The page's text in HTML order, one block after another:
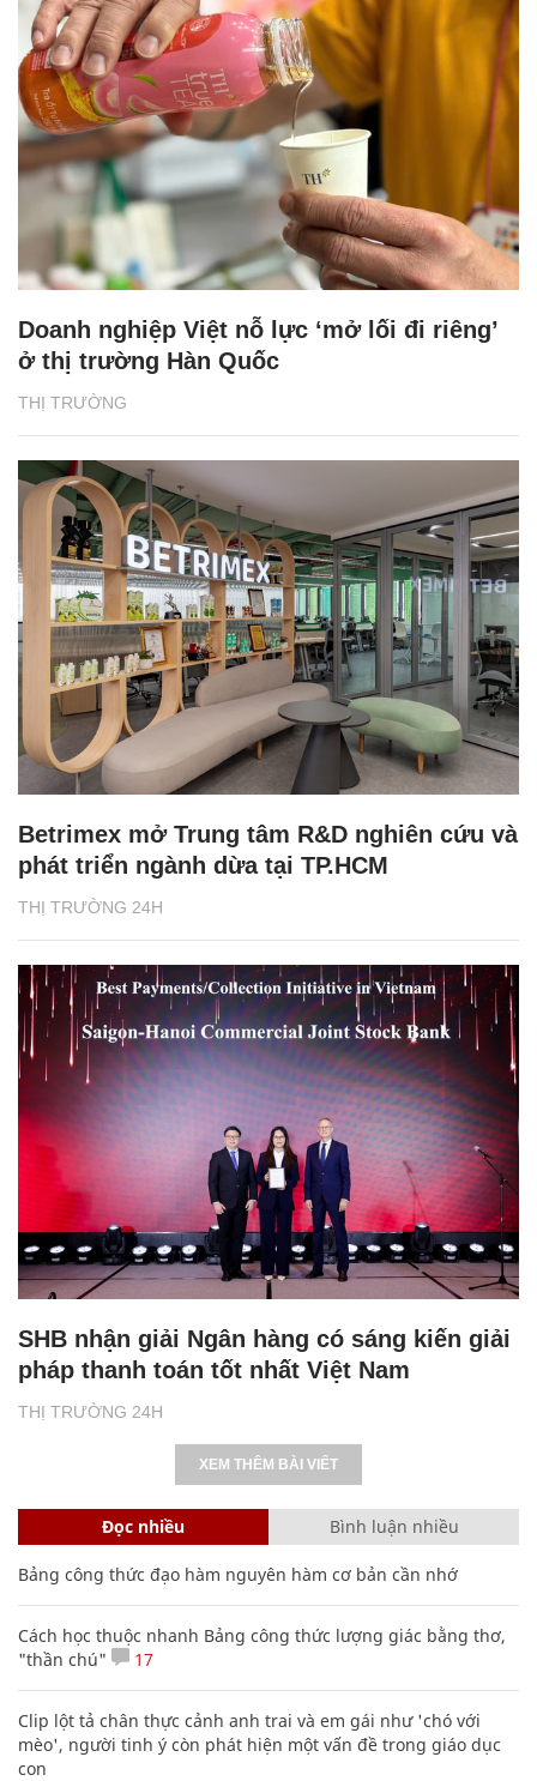
THỊ TRƯỜNG
Doanh nghiệp Việt nỗ lực ‘mở lối đi riêng’
ở thị trường Hàn Quốc
THỊ TRƯỜNG 24H
Betrimex mở Trung tâm R&D nghiên cứu và
phát triển ngành dừa tại TP.HCM
THỊ TRƯỜNG 24H
SHB nhận giải Ngân hàng có sáng kiến giải
pháp thanh toán tốt nhất Việt Nam
XEM THÊM BÀI VIẾT
Đọc nhiều Bình luận nhiều
Bảng công thức đạo hàm nguyên hàm cơ bản cần nhớ
Cách học thuộc nhanh Bảng công thức lượng giác bằng thơ,
"thần chú"
17
Clip lột tả chân thực cảnh anh trai và em gái như 'chó với
mèo', người tinh ý còn phát hiện một vấn đề trong giáo dục
con